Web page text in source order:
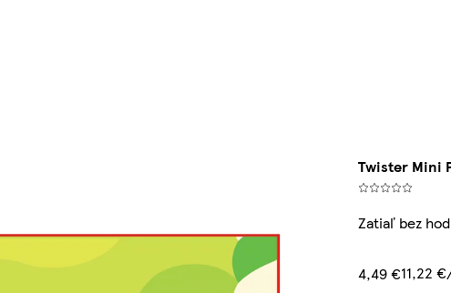
Twister Mini
Zatiaľ bez
4,49 €11,22